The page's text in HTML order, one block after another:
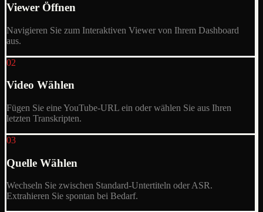
Viewer Öffnen
Navigieren Sie zum Interaktiven Viewer von Ihrem Dashboard
aus.
02
Video Wählen
Fügen Sie eine YouTube-URL ein oder wählen Sie aus Ihren
letzten Transkripten.
03
Quelle Wählen
Wechseln Sie zwischen Standard-Untertiteln oder ASR.
Extrahieren Sie spontan bei Bedarf.